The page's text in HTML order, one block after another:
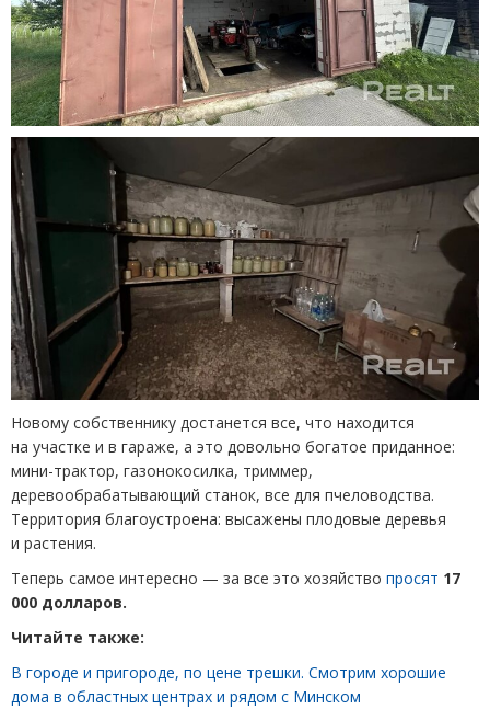
Новому собственнику достанется все, что находится
на участке и в гараже, а это довольно богатое приданное:
мини-трактор, газонокосилка, триммер,
деревообрабатывающий станок, все для пчеловодства.
Территория благоустроена: высажены плодовые деревья
и растения.
Теперь самое интересно — за все это хозяйство просят 17
000 долларов.
Читайте также:
В городе и пригороде, по цене трешки. Смотрим хорошие
дома в областных центрах и рядом с Минском